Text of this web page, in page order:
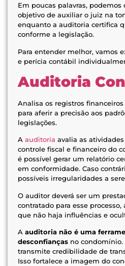
Em poucas palavras,
objetivo de auxiliar o juiz na
enquanto a auditoria certifica
conforme a legislação.
Para entender melhor, vamos
e perícia contábil
Auditoria
Analisa os registros
para aferir a precisão aos
legislações.
A auditoria avalia as
controle fiscal e financeiro do
é possível gerar um relatório
em conformidade. Caso
possíveis irregularidades a
O auditor deverá ser um
contratado para esse
que não haja influências e
A auditoria não é uma
desconfianças no condomínio.
transmite credibilidade de
Isso fortalece a imagem do